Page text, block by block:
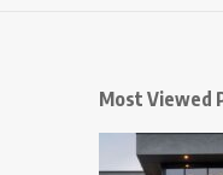
Most Viewed